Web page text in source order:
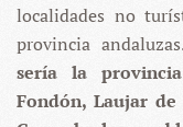
localidades no
provincia
sería la
Fondón, Laujar